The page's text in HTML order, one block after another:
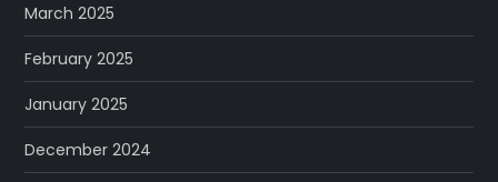
March 2025
February 2025
January 2025
December 2024